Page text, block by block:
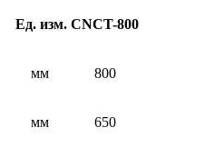
Ед. изм. CNCT-800
мм 800
мм 650